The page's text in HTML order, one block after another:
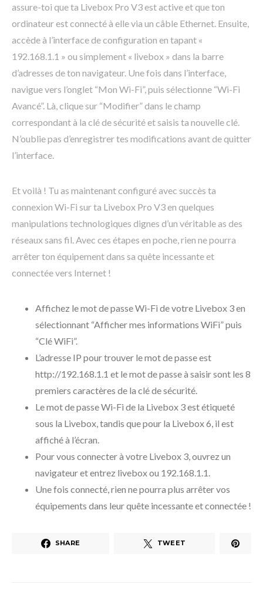
assure-toi que ta Livebox Pro V3 est active et que ton
ordinateur est connecté à elle via un câble Ethernet. Ensuite,
accède à l’interface de configuration en tapant «
192.168.1.1 » ou simplement « livebox » dans la barre
d’adresses de ton navigateur. Une fois dans l’interface,
navigue vers l’onglet “Mon Wi-Fi”, puis sélectionne “Wi-Fi
Avancé”. Là, clique sur “Modifier” dans le champ
correspondant à la clé de sécurité et saisis ta nouvelle clé.
N’oublie pas d’enregistrer tes modifications avant de quitter
l’interface.
Et voilà ! Tu as maintenant configuré avec succès ta
connexion Wi-Fi sur ta Livebox Pro V3 en quelques
manipulations technologiques dignes d’un véritable as des
réseaux sans fil. Avec ces étapes en poche, rien ne pourra
arrêter ton équipement dans sa quête incessante et
connectée vers Internet !
Affichez le mot de passe Wi-Fi de votre Livebox 3 en
sélectionnant “Afficher mes informations WiFi” puis
“Clé WiFi”.
L’adresse IP pour trouver le mot de passe est
http://192.168.1.1 et le mot de passe à saisir sont les 8
premiers caractères de la clé de sécurité.
Le mot de passe Wi-Fi de la Livebox 3 est étiqueté
sous la Livebox, tandis que pour la Livebox 6, il est
affiché à l’écran.
Pour vous connecter à votre Livebox 3, ouvrez un
navigateur et entrez livebox ou 192.168.1.1.
Une fois connecté, rien ne pourra plus arrêter vos
équipements dans leur quête incessante et connectée !
SHARE TWEET